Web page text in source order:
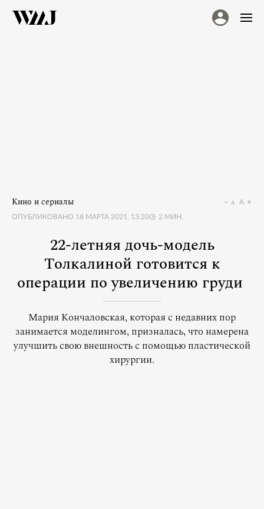
Кино и сериалы
ОПУБЛИКОВАНО 18 МАРТА 2021, 13:20 2 МИН.
a A
22-летняя дочь-модель
Толкалиной готовится к
операции по увеличению груди
Мария Кончаловская, которая с недавних пор
занимается моделингом, призналась, что намерена
улучшить свою внешность с помощью пластической
хирургии.